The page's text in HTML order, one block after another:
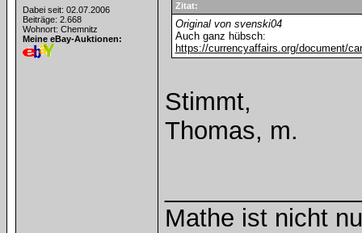
Dabei seit: 02.07.2006
Beiträge: 2.668
Wohnort: Chemnitz
Meine eBay-Auktionen:
Zitat:
Original von svenski04
Auch ganz hübsch:
https://currencyaffairs.org/document/
Stimmt,
Thomas, m.
Mathe ist nicht